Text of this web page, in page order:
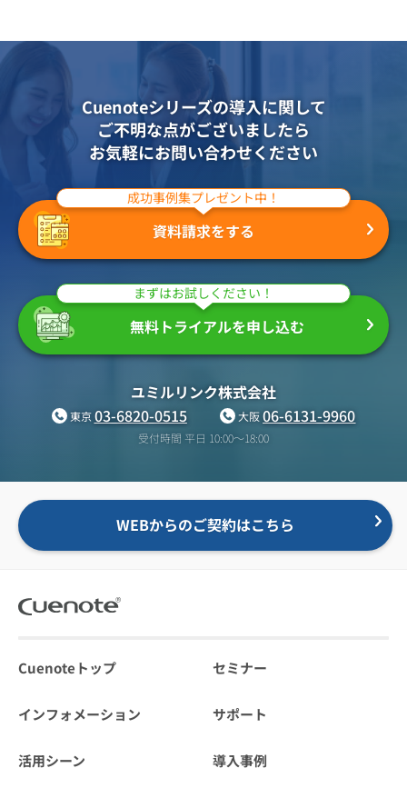
Cuenoteシリーズの導入に関して
ご不明な点がございましたら
お気軽にお問い合わせください
成功事例集プレゼント中！
資料請求をする
まずはお試しください！
無料トライアルを申し込む
ユミルリンク株式会社
東京03-6820-0515 大阪06-6131-9960
受付時間 平日 10:00〜18:00
WEBからのご契約はこちら
Cuenoteトップ セミナー
インフォメーション サポート
活用シーン 導入事例